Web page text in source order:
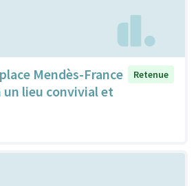
Mendès-France
un lieu convivial et
Retenue